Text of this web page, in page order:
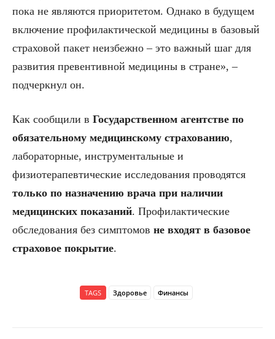
пока не являются приоритетом. Однако в будущем
включение профилактической медицины в базовый
страховой пакет неизбежно – это важный шаг для
развития превентивной медицины в стране», –
подчеркнул он.
Как сообщили в Государственном агентстве по
обязательному медицинскому страхованию,
лабораторные, инструментальные и
физиотерапевтические исследования проводятся
только по назначению врача при наличии
медицинских показаний. Профилактические
обследования без симптомов не входят в базовое
страховое покрытие.
TAGS Здоровье Финансы